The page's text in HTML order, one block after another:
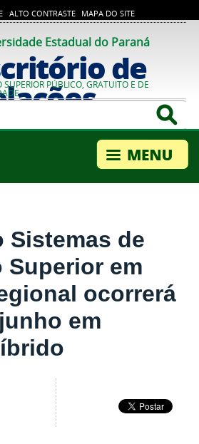
ALTO CONTRASTE MAPA DO SITE
Estadual do Paraná
de
SUPERIOR PÚBLICO, GRATUITO E DE
Sistemas de
Superior em
ocorrerá
em